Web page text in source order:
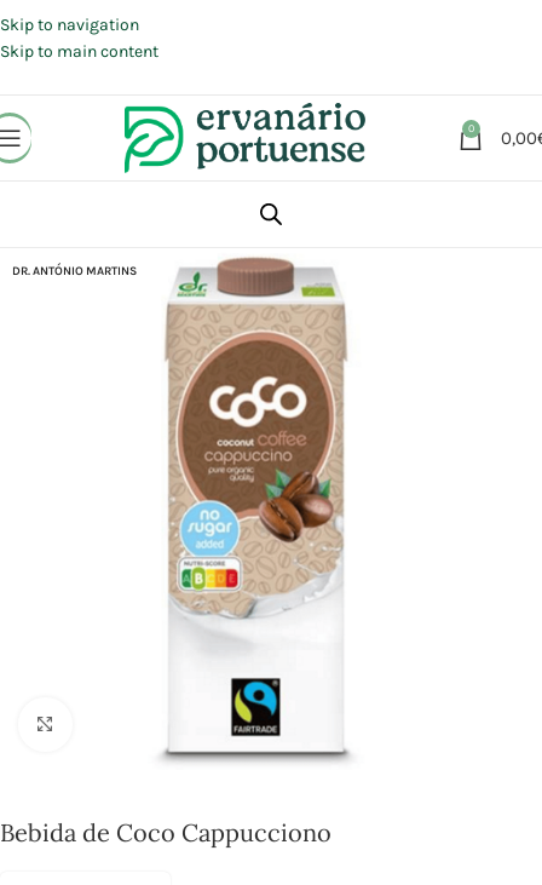
Skip to navigation
Skip to main content
0 0,00
Alimentação
DR. ANTÓNIO MARTINS
Bebida de Coco Cappucciono